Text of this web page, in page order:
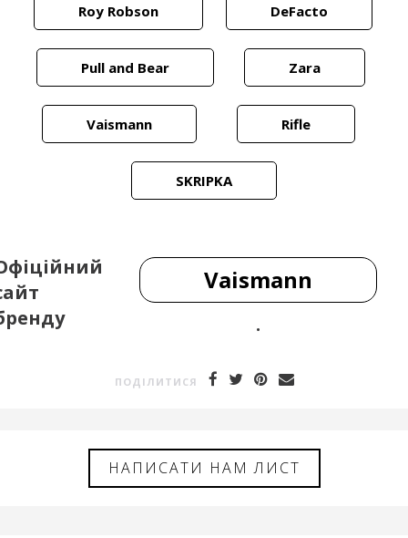
Roy Robson DeFacto
Pull and Bear Zara
Vaismann Rifle
SKRIPKA
Vaismann
.
ПОДIЛИТИСЯ
НАПИСАТИ НАМ ЛИСТ